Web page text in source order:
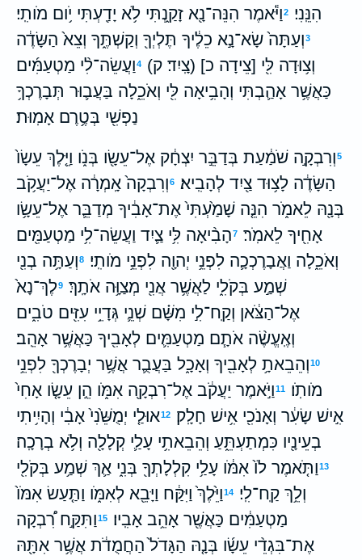
הִנֵּֽנִי׃
2וַיֹּ֕אמֶר הִנֵּה־נָ֖א זָקַ֑נְתִּי לֹ֥א יָדַ֖עְתִּי יֹ֥ום מֹותִֽי׃
3וְעַתָּה֙ שָׂא־נָ֣א כֵלֶ֔יךָ תֶּלְיְךָ֖ וְקַשְׁתֶּ֑ךָ וְצֵא֙ הַשָּׂדֶ֔ה
וְצ֥וּדָה לִּ֖י [צֵידָה כ] (צָֽיִד׃ ק)
4וַעֲשֵׂה־לִ֨י מַטְעַמִּ֜ים
כַּאֲשֶׁ֥ר אָהַ֛בְתִּי וְהָבִ֥יאָה לִּ֖י וְאֹכֵ֑לָה בַּעֲב֛וּר תְּבָרֶכְךָ֥
נַפְשִׁ֖י בְּטֶ֥רֶם אָמֽוּת׃
5וְרִבְקָ֣ה שֹׁמַ֔עַת בְּדַבֵּ֣ר יִצְחָ֔ק אֶל־עֵשָׂ֖ו בְּנֹ֑ו וַיֵּ֤לֶךְ עֵשָׂו֙
הַשָּׂדֶ֔ה לָצ֥וּד צַ֖יִד לְהָבִֽיא׃
6וְרִבְקָה֙ אָֽמְרָ֔ה אֶל־יַעֲקֹ֥ב
בְּנָ֖הּ לֵאמֹ֑ר הִנֵּ֤ה שָׁמַ֙עְתִּי֙ אֶת־אָבִ֔יךָ מְדַבֵּ֛ר אֶל־עֵשָׂ֥ו
אָחִ֖יךָ לֵאמֹֽר׃ 7הָבִ֨יאָה לִּ֥י צַ֛יִד וַעֲשֵׂה־לִ֥י מַטְעַמִּ֖ים
וְאֹכֵ֑לָה וַאֲבָרֶכְכָ֛ה לִפְנֵ֥י יְהוָ֖ה לִפְנֵ֥י מֹותִֽי׃
8וְעַתָּ֥ה בְנִ֖י
שְׁמַ֣ע בְּקֹלִ֑י לַאֲשֶׁ֥ר אֲנִ֖י מְצַוָּ֥ה אֹתָֽךְ׃ 9לֶךְ־נָא֙
אֶל־הַצֹּ֔אן וְקַֽח־לִ֣י מִשָּׁ֗ם שְׁנֵ֛י גְּדָיֵ֥י עִזִּ֖ים טֹבִ֑ים
וְאֶֽעֱשֶׂ֨ה אֹתָ֧ם מַטְעַמִּ֛ים לְאָבִ֖יךָ כַּאֲשֶׁ֥ר אָהֵֽב׃
10וְהֵבֵאתָ֥ לְאָבִ֖יךָ וְאָכָ֑ל בַּעֲבֻ֛ר אֲשֶׁ֥ר יְבָרֶכְךָ֖ לִפְנֵ֥י
מֹותֹֽו׃
11וַיֹּ֣אמֶר יַעֲקֹ֔ב אֶל־רִבְקָ֖ה אִמֹּ֑ו הֵ֣ן עֵשָׂ֤ו אָחִי֙
אִ֣ישׁ שָׂעִ֔ר וְאָנֹכִ֖י אִ֥ישׁ חָלָֽק׃
12אוּלַ֤י יְמֻשֵּׁ֙נִי֙ אָבִ֔י וְהָיִ֥יתִי
בְעֵינָ֖יו כִּמְתַעְתֵּ֑עַ וְהֵבֵאתִ֥י עָלַ֛י קְלָלָ֖ה וְלֹ֥א בְרָכָֽה׃
13וַתֹּ֤אמֶר לֹו֙ אִמֹּ֔ו עָלַ֥י קִלְלָתְךָ֖ בְּנִ֑י אַ֛ךְ שְׁמַ֥ע בְּקֹלִ֖י
וְלֵ֥ךְ קַֽח־לִֽי׃
14וַיֵּ֙לֶךְ֙ וַיִּקַּ֔ח וַיָּבֵ֖א לְאִמֹּ֑ו וַתַּ֤עַשׂ אִמֹּו֙
מַטְעַמִּ֔ים כַּאֲשֶׁ֖ר אָהֵ֥ב אָבִֽיו׃
15וַתִּקַּ֣ח רִ֠בְקָה
אֶת־בִּגְדֵ֨י עֵשָׂ֜ו בְּנָ֤הּ הַגָּדֹל֙ הַחֲמֻדֹ֔ת אֲשֶׁ֥ר אִתָּ֖הּ